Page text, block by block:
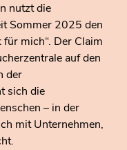
nutzt die
Sommer 2025 den
mich“. Der Claim
auf den
der
sich die
– in der
mit Unternehmen,